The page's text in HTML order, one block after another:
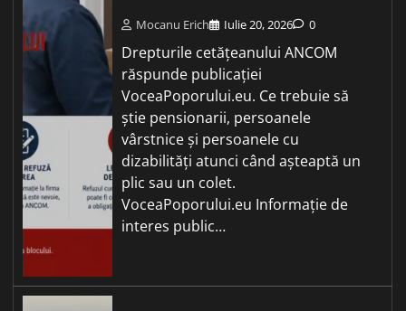
Mocanu Erich Iulie 20, 2026 0
Drepturile cetățeanului ANCOM
răspunde publicației
VoceaPoporului.eu. Ce trebuie să
știe pensionarii, persoanele
vârstnice și persoanele cu
dizabilități atunci când așteaptă un
plic sau un colet.
VoceaPoporului.eu Informație de
interes public…